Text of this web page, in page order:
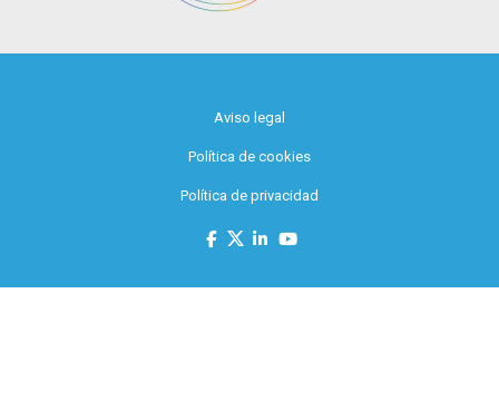
Aviso legal
Política de cookies
Política de privacidad